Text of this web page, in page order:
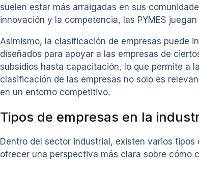
suelen estar más arraigadas en sus
innovación y la competencia, las PYMES
Asimismo, la clasificación de empresas puede
diseñados para apoyar a las empresas de
subsidios hasta capacitación, lo que permite a
clasificación de las empresas no solo es
en un entorno competitivo.
Tipos de empresas en la
Dentro del sector industrial, existen varios
ofrecer una perspectiva más clara sobre cómo